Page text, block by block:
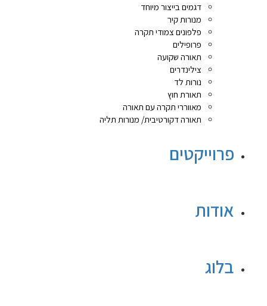
דגמים בייצור מיוחד
מנורות קיר
פלפונים צמודי תקרה
פרופילים
תאורה שקועה
צילינדרים
נורות לד
תאורת חוץ
מאווררי תקרה עם תאורה
תאורה דקורטיבית/ מנורות תליה
פרוייקטים
אודות
בלוג